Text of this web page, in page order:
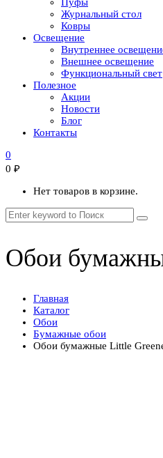
Журнальный стол
Ковры
Освещение
Внутреннее
Внешнее освещение
Функциональный свет
Полезное
Акции
Новости
Блог
Контакты
0
0 ₽
Нет товаров в корзине.
Обои
Главная
Каталог
Обои
Бумажные обои
Обои бумажные Little